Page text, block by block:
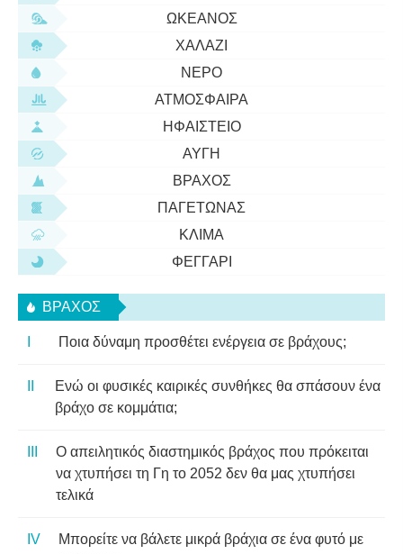
ΩΚΕΑΝΌΣ
ΧΑΛΆΖΙ
ΝΕΡΌ
ΑΤΜΌΣΦΑΙΡΑ
ΗΦΑΊΣΤΕΙΟ
ΑΥΓΉ
ΒΡΆΧΟΣ
ΠΑΓΕΤΏΝΑΣ
ΚΛΊΜΑ
ΦΕΓΓΆΡΙ
ΒΡΆΧΟΣ
Ποια δύναμη προσθέτει ενέργεια σε βράχους;
Ενώ οι φυσικές καιρικές συνθήκες θα σπάσουν ένα
βράχο σε κομμάτια;
Ο απειλητικός διαστημικός βράχος που πρόκειται
να χτυπήσει τη Γη το 2052 δεν θα μας χτυπήσει
τελικά
Μπορείτε να βάλετε μικρά βράχια σε ένα φυτό με